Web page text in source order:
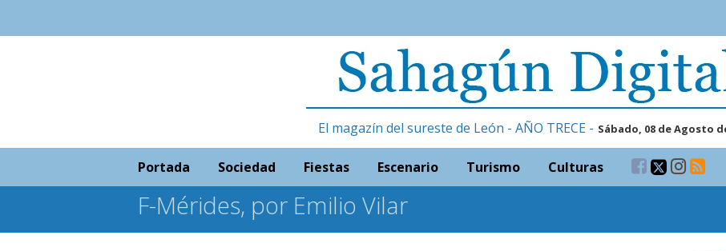
El magazín del sureste de León - AÑO TRECE - Sábado, 08 de Agosto
Portada Sociedad Fiestas Escenario Turismo Culturas
F-Mérides, por Emilio Vilar